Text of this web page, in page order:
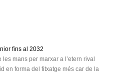
fins al 2032
mans per marxar a l’etern rival
en forma del fitxatge més car de la